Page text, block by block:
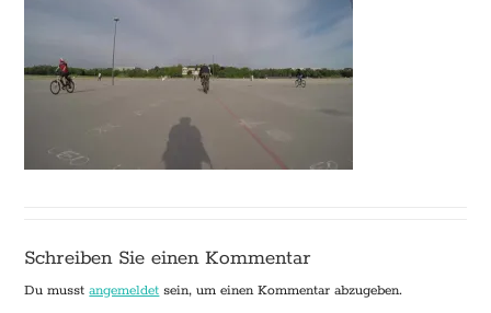
Schreiben Sie einen Kommentar
Du musstangemeldet sein, um einen Kommentar abzugeben.